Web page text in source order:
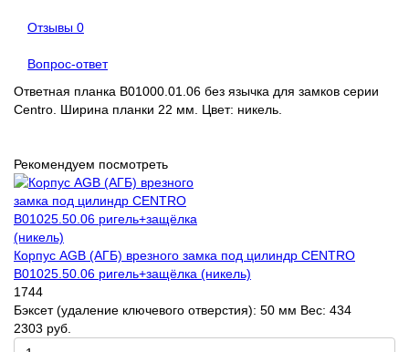
Отзывы 0
Вопрос-ответ
Ответная планка B01000.01.06 без язычка для замков серии
Centro. Ширина планки 22 мм. Цвет: никель.
Рекомендуем посмотреть
Корпус AGB (АГБ) врезного замка под цилиндр CENTRO
B01025.50.06 ригель+защёлка (никель)
1744
Бэксет (удаление ключевого отверстия): 50 мм Вес: 434
2303 руб.